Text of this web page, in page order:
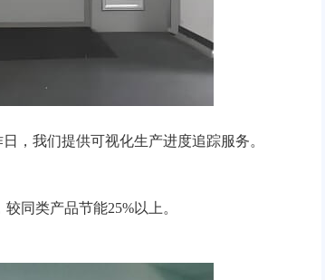
，我们提供可视化生产进度追踪服务。
同类产品节能25%以上。